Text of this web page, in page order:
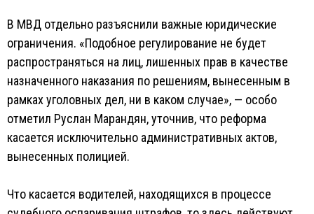
В МВД отдельно разъяснили важные юридические
ограничения. «Подобное регулирование не будет
распространяться на лиц, лишенных прав в качестве
назначенного наказания по решениям, вынесенным в
рамках уголовных дел, ни в каком случае», — особо
отметил Руслан Марандян, уточнив, что реформа
касается исключительно административных актов,
вынесенных полицией.
Что касается водителей, находящихся в процессе